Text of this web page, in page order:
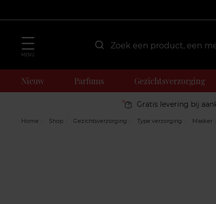
MENU
Nieuw Parfums Gezichtsverzorging
Gratis levering bij
Home Shop Gezichtsverzorging Type verzorging Masker